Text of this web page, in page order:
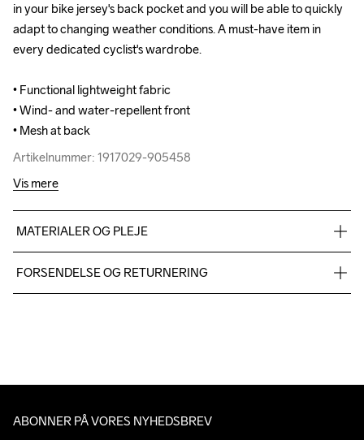
in your bike jersey's back pocket and you will be able to quickly
adapt to changing weather conditions. A must-have item in
every dedicated cyclist's wardrobe.
• Functional lightweight fabric
• Wind- and water-repellent front
• Mesh at back
Artikelnummer: 1917029-905458
in your bike jersey's back pocket and you will be able to quickly
adapt to changing weather conditions. A must-have item in
every dedicated cyclist's wardrobe.
• Functional lightweight fabric
• Wind- and water-repellent front
• Mesh at back
Artikelnummer: 1917029-905458
Vis mere
MATERIALER OG PLEJE
Elastane, Back Body: 100%  Polyester
FORSENDELSE OG RETURNERING
ABONNER PÅ VORES NYHEDSBREV